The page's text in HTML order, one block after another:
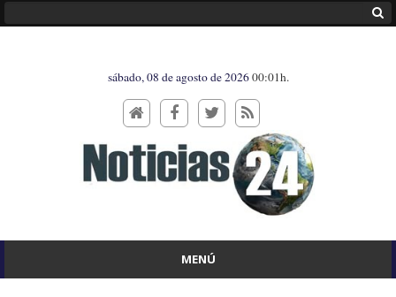
sábado, 08 de agosto de 202600:01h.
MENÚ